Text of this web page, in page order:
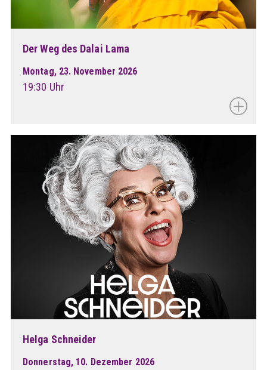
Der Weg des Dalai Lama
Montag, 23. November 2026
19:30 Uhr
Helga Schneider
Donnerstag, 10. Dezember 2026